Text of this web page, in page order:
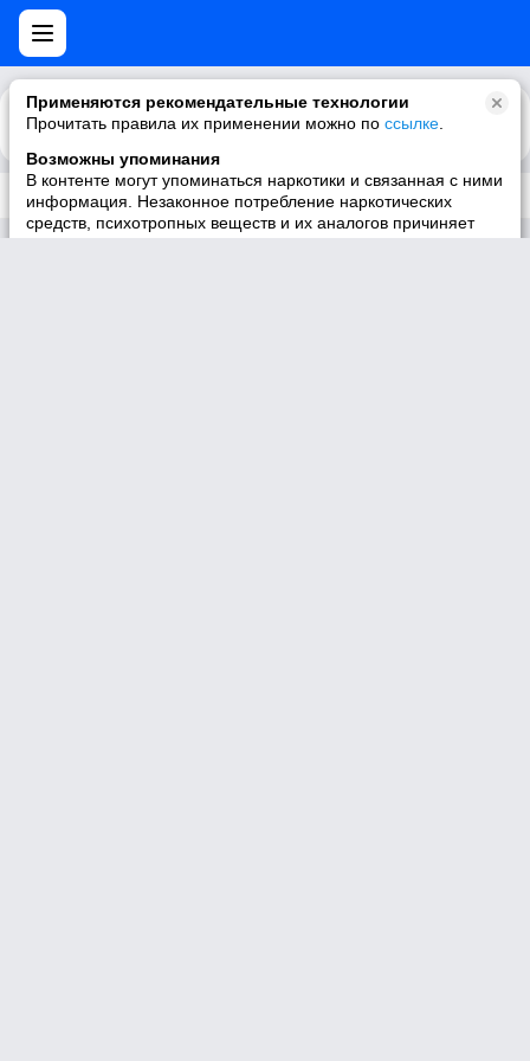
Применяются рекомендательные технологии
Прочитать правила их применении можно по ссылке
Возможны упоминания
В контенте могут упоминаться наркотики и связанная с ними
информация. Незаконное потребление наркотических
средств, психотропных веществ и их аналогов причиняет
Каталог Рекомендации
Трек не существует